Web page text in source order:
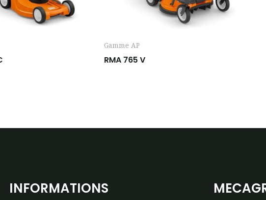
Gamme AP
RMA 765 V
INFORMATIONS